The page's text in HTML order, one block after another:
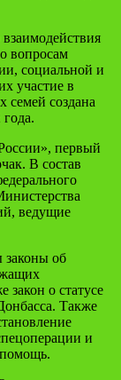
вопросам
социальной и
участие в
семей создана
первый
В состав
ведущие
законы об
о статусе
Также
и